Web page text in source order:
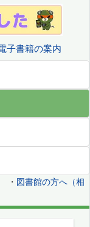
子書籍の案内
・ 図書館の方へ（相